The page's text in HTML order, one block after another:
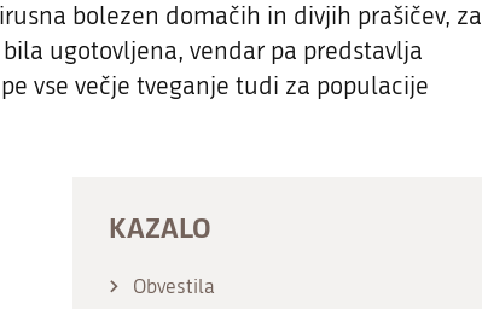
bolezen domačih in divjih prašičev, za
ugotovljena, vendar pa predstavlja
vse večje tveganje tudi za populacije
KAZALO
Obvestila